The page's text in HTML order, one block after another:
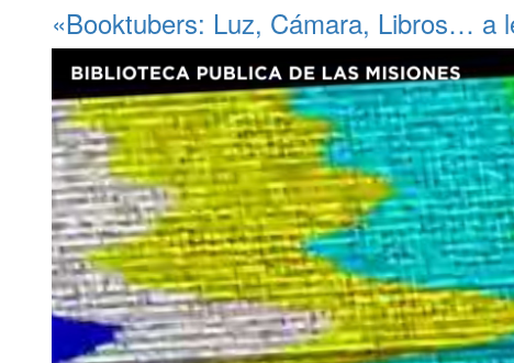
«Booktubers: Luz, Cámara, Libros… a